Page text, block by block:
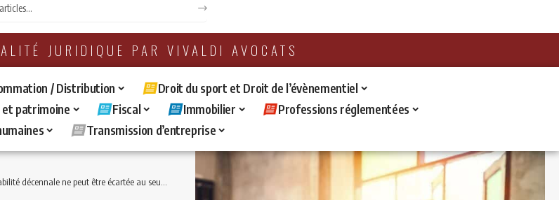
JURIDIQUE PAR VIVALDI AVOCATS
/ Distribution
Droit du sport et Droit de l’évènementiel
et patrimoine Fiscal Immobilier
Professions réglementées
Transmission d’entreprise
écartée au seul motif que la cause des désordres demeure incertaine ou inconnue